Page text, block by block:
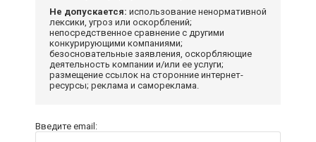
Не допускается: использование ненормативной
лексики, угроз или оскорблений;
непосредственное сравнение с другими
конкурирующими компаниями;
безосновательные заявления, оскорбляющие
деятельность компании и/или ее услуги;
размещение ссылок на сторонние интернет-
ресурсы; реклама и самореклама.
Введите email: